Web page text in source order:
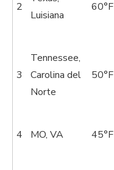
2
Luisiana
60°F
3
Tennessee,
Carolina del
Norte
50°F
4 MO, VA 45°F